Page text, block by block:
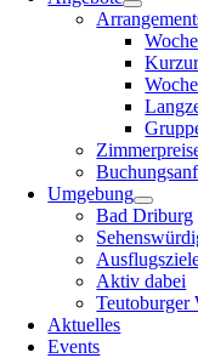
Umgebung
Bad Driburg
Aktiv dabei
Teutoburger
Aktuelles
Events